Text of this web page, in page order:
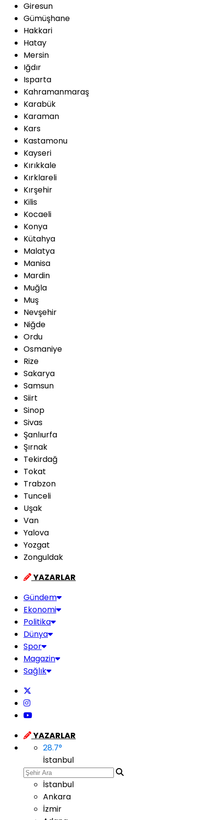
Giresun
Gümüşhane
Hakkari
Hatay
Mersin
Iğdır
Isparta
Kahramanmaraş
Karabük
Karaman
Kars
Kastamonu
Kayseri
Kırıkkale
Kırklareli
Kırşehir
Kilis
Kocaeli
Konya
Kütahya
Malatya
Manisa
Mardin
Muğla
Muş
Nevşehir
Niğde
Ordu
Osmaniye
Rize
Sakarya
Samsun
Siirt
Sinop
Sivas
Şanlıurfa
Şırnak
Tekirdağ
Tokat
Trabzon
Tunceli
Uşak
Van
Yalova
Yozgat
Zonguldak
YAZARLAR
Gündem
Ekonomi
Politika
Dünya
Spor
Magazin
Sağlık
YAZARLAR
28.7°
İstanbul
İstanbul
Ankara
İzmir